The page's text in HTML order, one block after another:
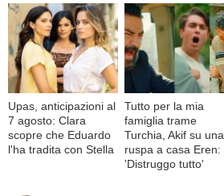
Upas, anticipazioni al
7 agosto: Clara
scopre che Eduardo
l'ha tradita con Stella
Tutto per la mia
famiglia trame
Turchia, Akif su una
ruspa a casa Eren:
'Distruggo tutto'